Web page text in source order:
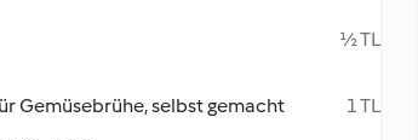
½ TL
Gemüsebrühe, selbst gemacht
1 TL